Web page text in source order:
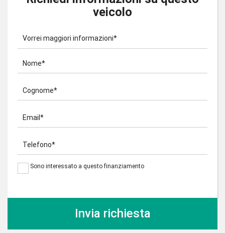
veicolo
Vorrei maggiori informazioni*
Nome*
Cognome*
Email*
Telefono*
Sono interessato a questo finanziamento